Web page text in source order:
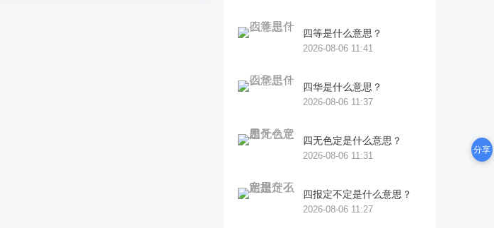
四等是什么意思？
2026-08-06 11:41
四华是什么意思？
2026-08-06 11:37
四无色定是什么意思？
2026-08-06 11:31
四报定不定是什么意思？
2026-08-06 11:27
分享